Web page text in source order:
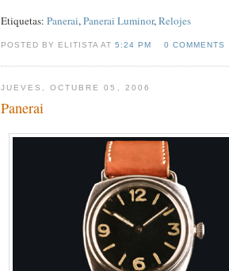
Etiquetas: Panerai,Panerai Luminor,Relojes
POSTED BY ELITISTA AT5:24 PM 0 COMMENTS
JUEVES, OCTUBRE 05, 2006
Panerai